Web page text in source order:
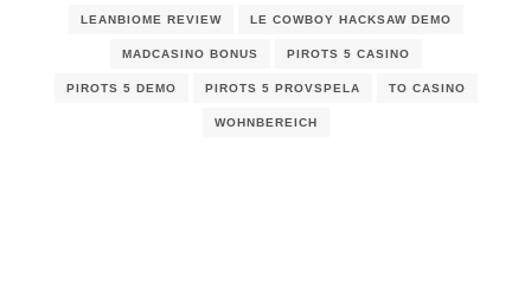
LEANBIOME REVIEW LE COWBOY HACKSAW DEMO
MADCASINO BONUS PIROTS 5 CASINO
PIROTS 5 DEMO PIROTS 5 PROVSPELA TO CASINO
WOHNBEREICH